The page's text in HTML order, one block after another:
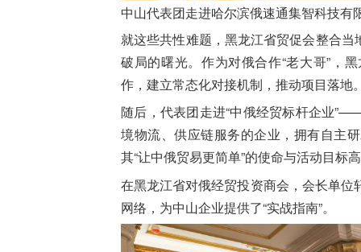
中山代表团走进哈尔滨俄速通集智科技有
就这些共性难题，黑龙江省贸促会整合当
破局的曙光。作为对俄合作“老大哥”，
作，建立常态化对接机制，推动项目落地
随后，代表团走进“中俄经贸标杆企业
境物流、供应链服务的企业，拥有自主
其“让中俄贸易更简单”的使命与活动目标
在黑龙江省对俄经贸投资商会，会长单
网络，为中山企业提供了“实战指南”。